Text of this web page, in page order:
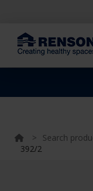
> Search
392/2